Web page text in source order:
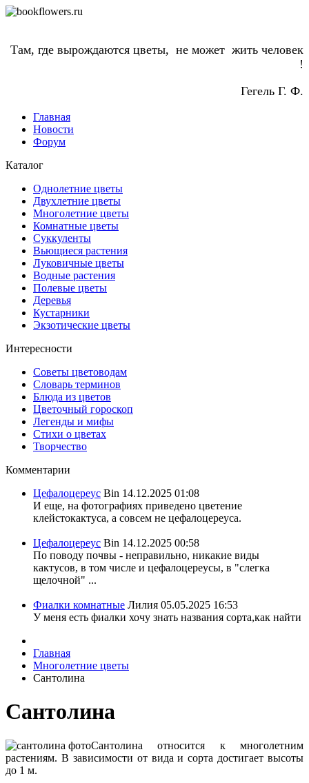
Там, где вырождаются цветы, не может жить человек
!
Гегель Г. Ф.
Главная
Новости
Форум
Каталог
Однолетние цветы
Двухлетние цветы
Многолетние цветы
Комнатные цветы
Суккуленты
Вьющиеся растения
Луковичные цветы
Водные растения
Полевые цветы
Деревья
Кустарники
Экзотические цветы
Интересности
Советы цветоводам
Словарь терминов
Блюда из цветов
Цветочный гороскоп
Легенды и мифы
Стихи о цветах
Творчество
Комментарии
Цефалоцереус Bin 14.12.2025 01:08
И еще, на фотографиях приведено цветение
клейстокактуса, а совсем не цефалоцереуса.
Цефалоцереус Bin 14.12.2025 00:58
По поводу почвы - неправильно, никакие виды
кактусов, в том числе и цефалоцереусы, в "слегка
щелочной" ...
Фиалки комнатные Лилия 05.05.2025 16:53
У меня есть фиалки хочу знать названия сорта,как найти
Главная
Многолетние цветы
Сантолина
Сантолина
Сантолина относится к многолетним
растениям. В зависимости от вида и сорта достигает высоты
до 1 м.